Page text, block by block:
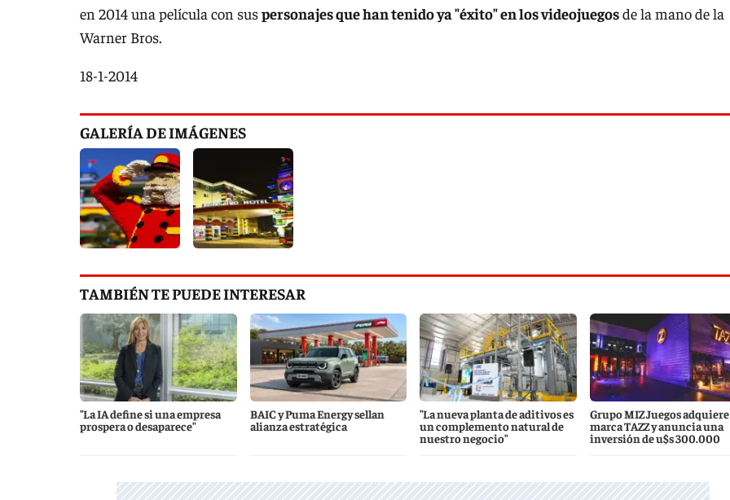
en 2014 una película con suspersonajes que han tenido ya "éxito" en los videojuegosde la mano de la
Warner Bros.
18-1-2014
GALERÍA DE IMÁGENES
TAMBIÉN TE PUEDE INTERESAR
"La IA define si una empresa
prospera o desaparece"
BAIC y Puma Energy sellan
alianza estratégica
"La nueva planta de aditivos es
un complemento natural de
nuestro negocio"
Grupo MIZ Juegos
marca TAZZ y anuncia una
inversión de u$s 300.000